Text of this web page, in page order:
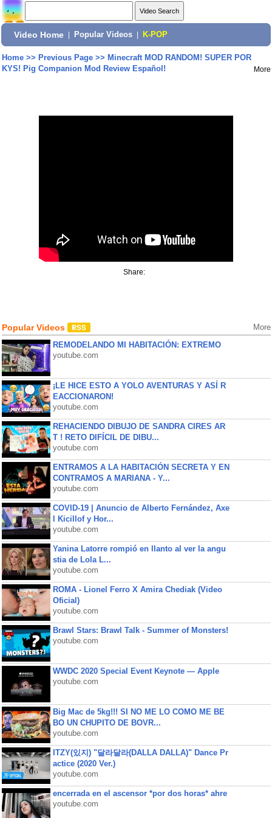
Video Home Popular Videos K-POP
Home>> Previous Page>> Minecraft MOD RANDOM! SUPER POR
KYS! Pig Companion Mod Review Español!
More
Share:
Popular Videos More
REMODELANDO MI HABITACIÓN: EXTREMO
youtube.com
¡LE HICE ESTO A YOLO AVENTURAS Y ASÍ R
EACCIONARON!
youtube.com
REHACIENDO DIBUJO DE SANDRA CIRES AR
T ! RETO DIFÍCIL DE DIBU...
youtube.com
ENTRAMOS A LA HABITACIÓN SECRETA Y EN
CONTRAMOS A MARIANA - Y...
youtube.com
COVID-19 | Anuncio de Alberto Fernández, Axe
l Kicillof y Hor...
youtube.com
Yanina Latorre rompió en llanto al ver la angu
stia de Lola L...
youtube.com
ROMA - Lionel Ferro X Amira Chediak (Video
Oficial)
youtube.com
Brawl Stars: Brawl Talk - Summer of Monsters!
youtube.com
WWDC 2020 Special Event Keynote — Apple
youtube.com
Big Mac de 5kg!!! SI NO ME LO COMO ME BE
BO UN CHUPITO DE BOVR...
youtube.com
ITZY(있지) "달라달라(DALLA DALLA)" Dance Pr
actice (2020 Ver.)
youtube.com
encerrada en el ascensor *por dos horas* ahre
youtube.com